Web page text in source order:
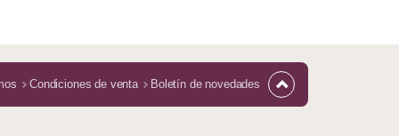
Condiciones de venta Boletín de novedades